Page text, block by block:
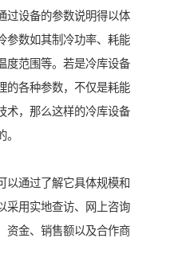
过设备的参数说明得以体
参数如其制冷功率、耗能
度范围等。若是冷库设备
的各种参数，不仅是耗能
术，那么这样的冷库设备
通过了解它具体规模和
采用实地查访、网上咨询
资金、销售额以及合作商